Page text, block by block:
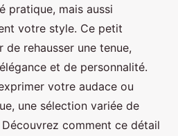
pratique, mais aussi
votre style. Ce petit
rehausser une tenue,
et de personnalité.
votre audace ou
une sélection variée de
comment ce détail